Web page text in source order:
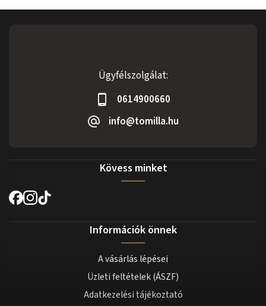
Ügyfélszolgálat:
0614900660
info@tomilla.hu
Kövess minket
Információk önnek
A vásárlás lépései
Üzleti feltételek (ÁSZF)
Adatkezelési tájékoztató